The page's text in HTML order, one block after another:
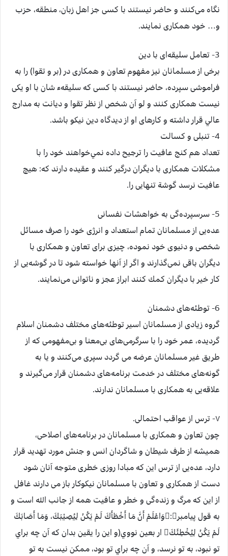
نگاه می‌كنند و حاضر نيستند با كسی جز اهل زبان، منطقه، حزب
و… خود همكاری نمايند.
3- تعامل سليقه‌ای با دين
برخی از مسلمانان نيز مفهوم تعاون و همكاری در (بر و تقوا) را به
فراموشی سپرده، حاضر نيستند با كسی كه سليقهء شان با او يكی
نيست همكاری كنند و لو آن شخص از نظر تقوا و ديانت به مدارج
عالي قرار داشته و كارهای او از ديدگاه دين نيكو باشد.
4- تنبلی و كسالت
تعداد هم كنج عافيت را ترجيح داده نمي‌خواهند خود را با
مشكلات همكاری با ديگران درگير كنند و عقيده دارند كه: هيچ
عافيت نرسد گوشة تنهايی را.
5- سرسپرده‌گی به خواهشات نفسانی
عده‌يی از مسلمانان تمام استعداد و انرژی خود را صرف مسائل
شخصی و دنيوی خود نموده، چيزی برای تعاون و همكاری با
ديگران باقی نمی‌گذارند و اگر از آنها خواسته شود تا در گوشه‌يی از
كار خير با ديگران كمك كنند ابراز عجز و ناتوانی می‌نمايند.
6- توطئه‌های دشمنان
گروه زيادی از مسلمانان اسير توطئه‌های مختلف دشمنان اسلام
گرديده، عمر خود را با سرگرمی‌های بی‌معنا و بی‌مفهومی كه از
طريق غير مسلمانان عرضه می گردد سپری می‌كنند و يا به
گونه‌های مختلف در خدمت برنامه‌های دشمنان قرار می‌گيرند و
علاقه‌يی به همكاری با مسلمانان ندارند.
٧- ترس از عواقب احتمالی.
چون تعاون و همكاری با مسلمانان در برنامه‌های اصلاحی،
هميشه از طرف شيطان و شاگردان انس و جنش مورد تهديد قرار
دارد، عده‌يی از ترس اين كه مبادا روزی خطری متوجه آنان شود
دست از همكاری و تعاون با مسلمانان نيكوكار باز می دارند غافل
از اين كه مرگ و زنده‌گی و خطر و عافيت همه از جانب الله است و
به قول پيامبر:وَاعْلَمْ أَنَّ مَا أَخْطَأَكَ لَمْ يَكُنْ لِيُصِيْبَكَ، وَمَا أَصَابَكَ
لَمْ يَكُنْ لِيُخْطِئَكَ ار بعين نووي(و اين را يقين بدان كه آن چه براي
تو نبود، به تو نرسد، و آن چه براي تو بود، ممكن نيست به تو